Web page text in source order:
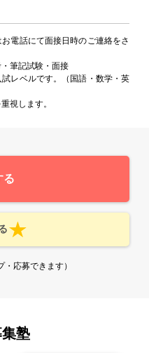
電話にて面接日時のご連絡をさ
筆記試験・面接
レベルです。（国語・数学・英
視します。
る
・応募できます）
塾